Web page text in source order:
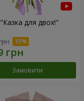
для двох!"
Замовити